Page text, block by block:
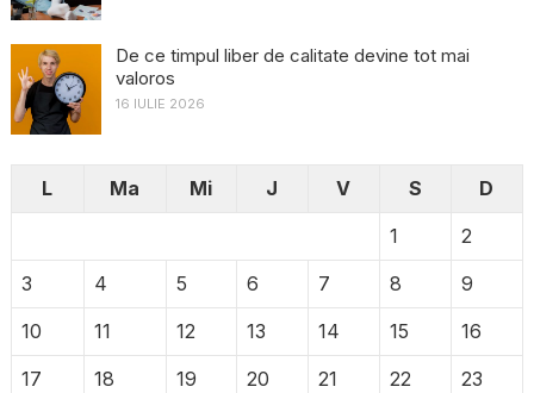
De ce timpul liber de calitate devine tot mai
valoros
16 IULIE 2026
L Ma Mi J V S
D
1
2
3
4 5 6 7 8
9
10
11 12 13 14 15
16
17
18 19 20 21 22 23